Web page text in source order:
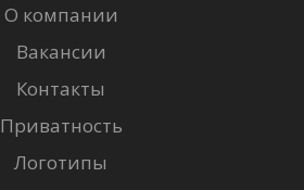
О компании
Вакансии
Контакты
Приватность
Логотипы